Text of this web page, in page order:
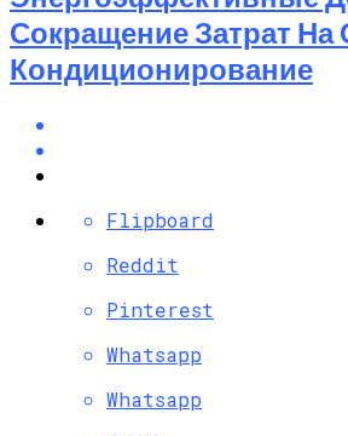
Сокращение Затрат На
Кондиционирование
Flipboard
Reddit
Pinterest
Whatsapp
Whatsapp